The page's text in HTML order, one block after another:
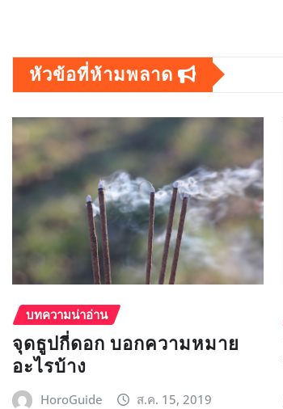
หัวข้อที่ห้ามพลาด
บทความน่าอ่าน
จุดธูปกี่ดอก บอกความหมาย
อะไรบ้าง
HoroGuide ส.ค. 15, 2019